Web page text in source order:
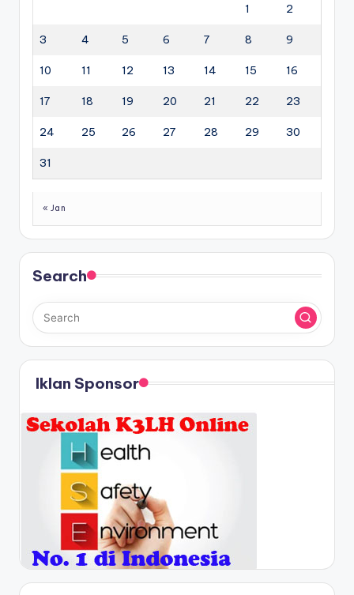
1 2
3 4 5 6 7 8 9
10 11 12 13 14 15 16
17 18 19 20 21 22 23
24 25 26 27 28 29 30
31
« Jan
Search
Iklan Sponsor